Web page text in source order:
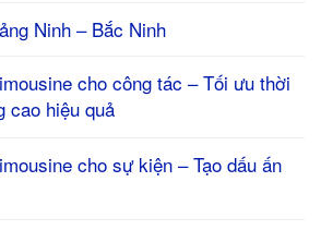
Ninh – Bắc Ninh
cho công tác – Tối ưu thời
cao hiệu quả
cho sự kiện – Tạo dấu ấn